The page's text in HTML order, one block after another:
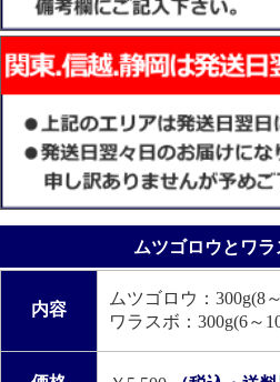
ムツゴロウとワラ
内容
ムツゴロウ：300g(8
ワラスボ：300g(6～